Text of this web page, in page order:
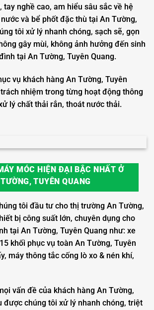
tay nghề cao, am hiểu sâu sắc về hệ
và bể phốt đặc thù tại An Tường,
tôi xử lý nhanh chóng, sạch sẽ, gọn
gây mùi, không ảnh hưởng đến sinh
tại An Tường, Tuyên Quang.
vụ khách hàng An Tường, Tuyên
nhiệm trong từng hoạt động thông
lý chất thải rắn, thoát nước thải.
MÓC HIỆN ĐẠI BẬC NHẤT Ở
TUYÊN QUANG
tôi đầu tư cho thị trường An Tường,
bị công suất lớn, chuyên dụng cho
tại An Tường, Tuyên Quang như: xe
khối phục vụ toàn An Tường, Tuyên
máy thông tắc cống lò xo & nén khí,
vấn đề của khách hàng An Tường,
được chúng tôi xử lý nhanh chóng, triệt